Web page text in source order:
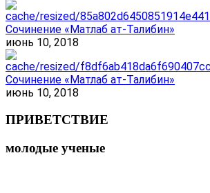
Сочинение «Матлаб ат-Талибин»
июнь 10, 2018
Сочинение «Матлаб ат-Талибин»
июнь 10, 2018
ПРИВЕТСТВИЕ
молодые ученые